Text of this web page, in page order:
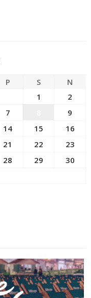
P S
N
1
2
7
9
14 15
16
21 22
23
28 29
30